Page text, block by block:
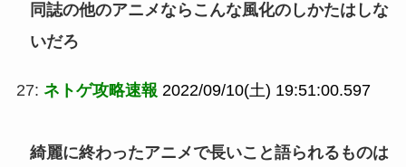
同誌の他のアニメならこんな風化のしかたはしな
いだろ
27: ネトゲ攻略速報 2022/09/10(土) 19:51:00.597
綺麗に終わったアニメで長いこと語られるものは